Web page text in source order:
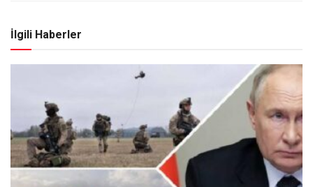
İlgili Haberler